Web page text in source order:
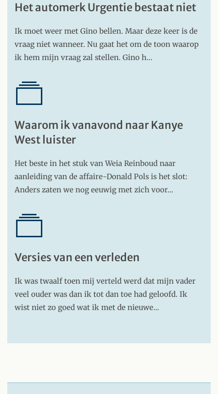
Het automerk Urgentie bestaat niet
Ik moet weer met Gino bellen. Maar deze keer is de
vraag niet wanneer. Nu gaat het om de toon waarop
ik hem mijn vraag zal stellen. Gino h…
Waarom ik vanavond naar Kanye
West luister
Het beste in het stuk van Weia Reinboud naar
aanleiding van de affaire-Donald Pols is het slot:
Anders zaten we nog eeuwig met zich voor…
Versies van een verleden
Ik was twaalf toen mij verteld werd dat mijn vader
veel ouder was dan ik tot dan toe had geloofd. Ik
wist niet zo goed wat ik met de nieuwe…